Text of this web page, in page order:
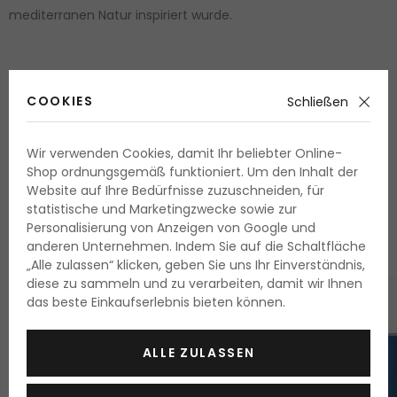
mediterranen Natur inspiriert wurde.
WEITERE PRODUKTE AUS DER REIHE
Acqua di Parma Blu
Mediterraneo
COOKIES Schließen
Wir verwenden Cookies, damit Ihr beliebter Online-
Shop ordnungsgemäß funktioniert. Um den Inhalt der
Website auf Ihre Bedürfnisse zuzuschneiden, für
statistische und Marketingzwecke sowie zur
Personalisierung von Anzeigen von Google und
anderen Unternehmen. Indem Sie auf die Schaltfläche
„Alle zulassen“ klicken, geben Sie uns Ihr Einverständnis,
diese zu sammeln und zu verarbeiten, damit wir Ihnen
das beste Einkaufserlebnis bieten können.
ALLE ZULASSEN